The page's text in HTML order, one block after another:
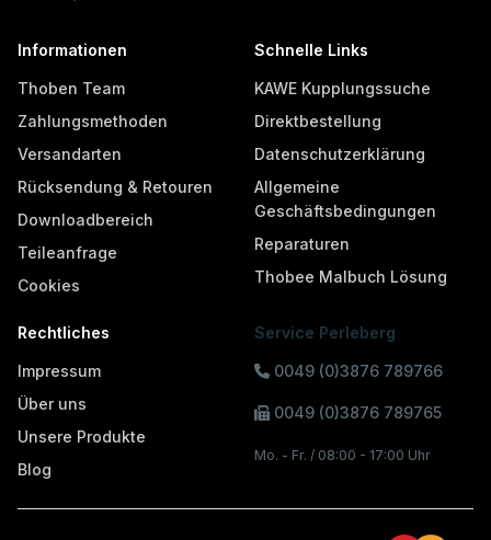
Informationen
Thoben Team
Zahlungsmethoden
Versandarten
Rücksendung & Retouren
Downloadbereich
Teileanfrage
Cookies
Schnelle Links
KAWE Kupplungssuche
Direktbestellung
Datenschutzerklärung
Allgemeine
Geschäftsbedingungen
Reparaturen
Thobee Malbuch Lösung
Rechtliches
Impressum
Über uns
Unsere Produkte
Blog
Service Perleberg
0049 (0)3876 789766
0049 (0)3876 789765
Mo. - Fr. / 08:00 - 17:00 Uhr